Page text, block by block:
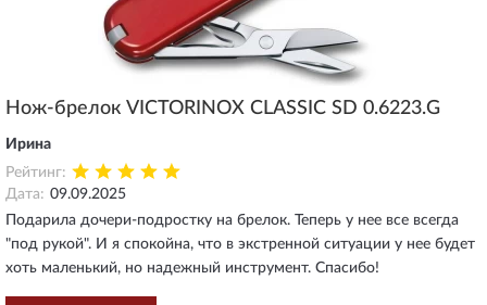
Нож-брелок VICTORINOX CLASSIC SD 0.6223.G
Ирина
Рейтинг:
Дата: 09.09.2025
Подарила дочери-подростку на брелок. Теперь у нее все всегда
"под рукой". И я спокойна, что в экстренной ситуации у нее будет
хоть маленький, но надежный инструмент. Спасибо!